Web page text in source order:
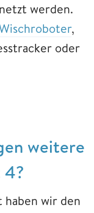
werden.
,
oder
weitere
4?
wir den